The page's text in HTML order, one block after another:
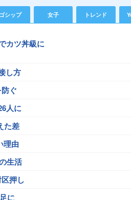
ゴシップ 女子 トレンド
カツ丼級に
し方
ぐ
人に
た差
理由
生活
押し
に